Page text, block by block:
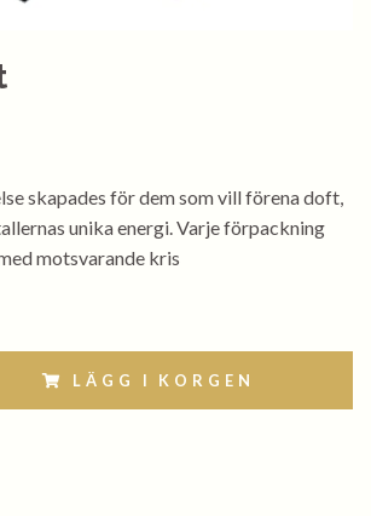
skapades för dem som vill förena doft,
unika energi. Varje förpackning
motsvarande kris
LÄGG I KORGEN